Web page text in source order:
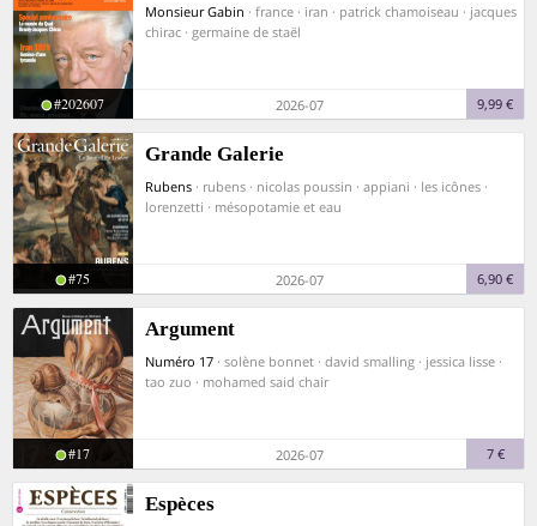
Monsieur Gabin · france · iran · patrick chamoiseau · jacques
chirac · germaine de staël
#202607 2026-07 9,99 €
Grande Galerie
Rubens · rubens · nicolas poussin · appiani · les icônes ·
lorenzetti · mésopotamie et eau
#75 2026-07 6,90 €
Argument
Numéro 17 · solène bonnet · david smalling · jessica lisse ·
tao zuo · mohamed said chair
#17 2026-07 7 €
Espèces